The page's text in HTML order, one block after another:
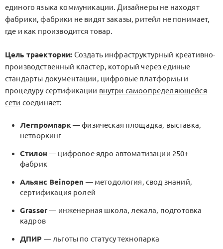
единого языка коммуникации. Дизайнеры не находят
фабрики, фабрики не видят заказы, ритейл не понимает,
где и как производится товар.
Цель траектории: Создать инфраструктурный креативно-
производственный кластер, который через единые
стандарты документации, цифровые платформы и
процедуру сертификации внутри самоопределяющейся
сети соединяет:
Легпромпарк— физическая площадка, выставка,
нетворкинг
Стилон — цифровое ядро автоматизации 250+
фабрик
Альянс Beinopen — методология, свод знаний,
сертификация ролей
Grasser— инженерная школа, лекала, подготовка
кадров
ДПИР — льготы по статусу технопарка